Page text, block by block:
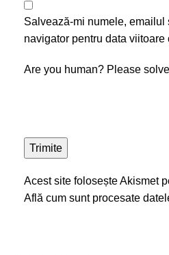
Salvează-mi numele, emailul
navigator pentru data viitoare
Are you human? Please
Acest site folosește Akismet
Află cum sunt procesate